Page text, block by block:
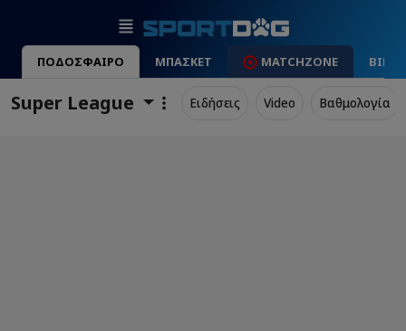
ΠΟΔΟΣΦΑΙΡΟ ΜΠΑΣΚΕΤ MATCHZONE
Super League Ειδήσεις Video Βαθμολογία